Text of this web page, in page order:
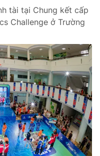
tài tại Chung kết cấp
Challenge ở Trường